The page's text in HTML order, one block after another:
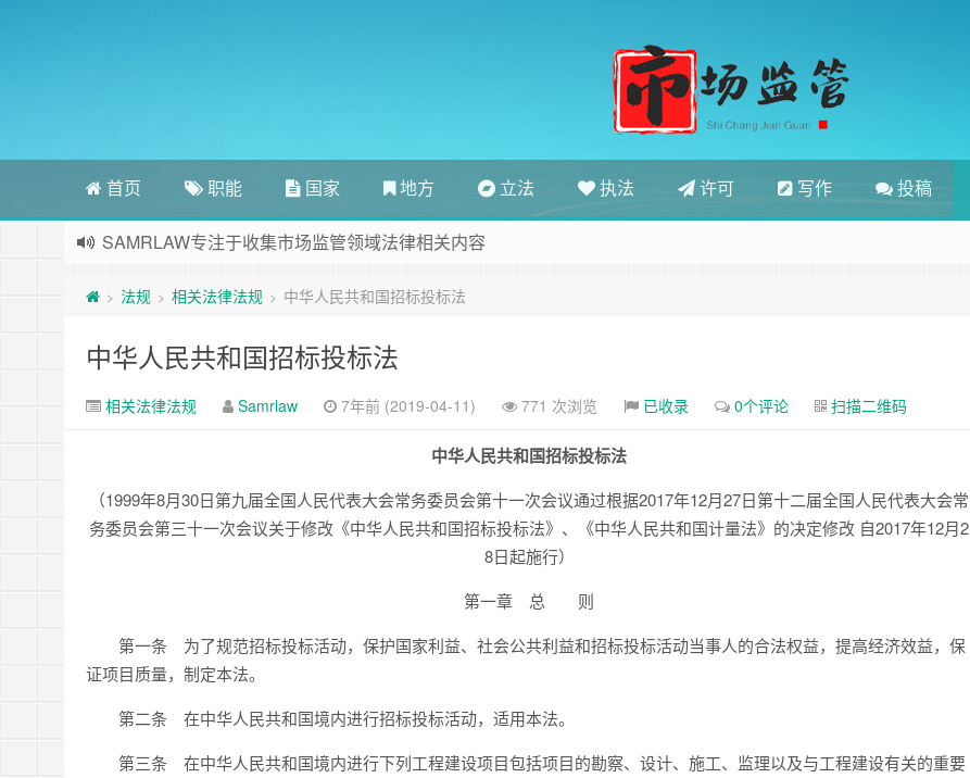
首页 职能 国家 地方 立法 执法 许可 写作 投稿
SAMRLAW专注于收集市场监管领域法律相关内容
> 法规 > 相关法律法规 > 中华人民共和国招标投标法
中华人民共和国招标投标法
相关法律法规 Samrlaw 7年前 (2019-04-11) 771 次浏览 已收录 0个评论 扫描二维码
中华人民共和国招标投标法
（1999年8月30日第九届全国人民代表大会常务委员会第十一次会议通过根据2017年12月27日第十二届全国人民代表大会常
务委员会第三十一次会议关于修改《中华人民共和国招标投标法》、《中华人民共和国计量法》的决定修改 自2017年12月2
8日起施行）
第一章 总 则
第一条 为了规范招标投标活动，保护国家利益、社会公共利益和招标投标活动当事人的合法权益，提高经济效益，保
证项目质量，制定本法。
第二条 在中华人民共和国境内进行招标投标活动，适用本法。
第三条 在中华人民共和国境内进行下列工程建设项目包括项目的勘察、设计、施工、监理以及与工程建设有关的重要